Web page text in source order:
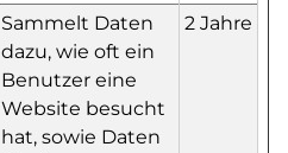
Sammelt Daten
dazu, wie oft ein
Benutzer eine
Website besucht
hat, sowie Daten
2 Jahre